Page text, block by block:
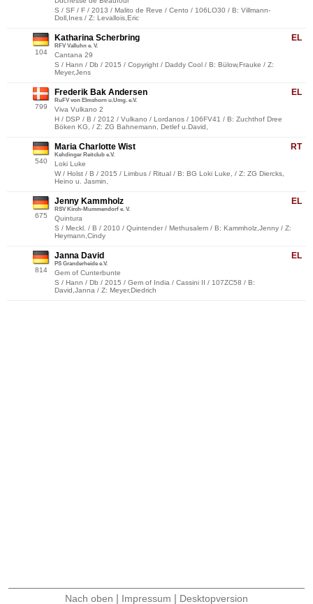
S / SF / F / 2013 / Malito de Reve / Cento / 106LO30 / B: Villmann-
Doll,Ines / Z: Levallois,Eric
104
EL
Katharina Scherbring
RFV Valluhn e. V.
Cantana 29
S / Hann / Db / 2015 / Copyright / Daddy Cool / B: Bülow,Frauke / Z:
Meyer,Jens
799
EL
Frederik Bak Andersen
RuFV von Elmshorn u.Umg. e.V.
Viva Vulkano 2
H / DSP / B / 2012 / Vulkano / Lordanos / 106FV41 / B: Zuchthof Dree
Böken KG, / Z: ZG Bahnemann, Detlef u.David,
540
RT
Maria Charlotte Wist
Kehdinger Reitclub e.V.
Loki Luke
W / Holst / B / 2015 / Limbus / Ritual / B: BG Loki Luke, / Z: ZG Diercks,
Heino u. Jasmin,
675
EL
Jenny Kammholz
RSV Kirch-Mummendorf e. V.
Quintura
S / Meckl. / B / 2010 / Quintender / Methusalem / B: Kammholz,Jenny / Z:
Heymann,Cindy
814
EL
Janna David
PS Granderheide e.V.
Gem of Cunterbunte
S / Hann / Db / 2015 / Gem of India / Cassini II / 107ZC58 / B:
David,Janna / Z: Meyer,Diedrich
Nach oben | Impressum | Desktopversion